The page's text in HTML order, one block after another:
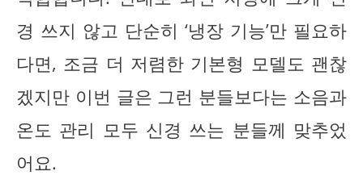
경 쓰지 않고 단순히 ‘냉장 기능’만 필요하
다면, 조금 더 저렴한 기본형 모델도 괜찮
겠지만 이번 글은 그런 분들보다는 소음과
온도 관리 모두 신경 쓰는 분들께 맞추었
어요.